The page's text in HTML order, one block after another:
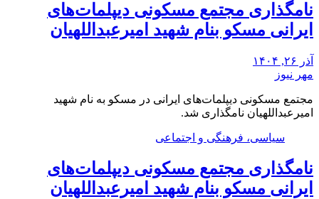
نامگذاری مجتمع مسکونی دیپلمات‌های
ایرانی مسکو بنام شهید امیرعبداللهیان
آذر ۲۶, ۱۴۰۴
مهر نیوز
مجتمع مسکونی دیپلمات‌های ایرانی در مسکو به نام شهید
امیرعبداللهیان نامگذاری شد.
سیاسی، فرهنگی و اجتماعی
نامگذاری مجتمع مسکونی دیپلمات‌های
ایرانی مسکو بنام شهید امیرعبداللهیان